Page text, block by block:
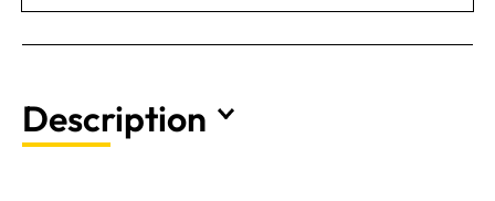
Description